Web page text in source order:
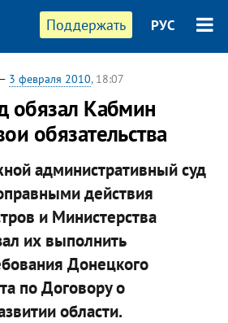
Поддержать РУС
3 февраля 2010, 18:07
обязал Кабмин
обязательства
административный суд
действия
и Министерства
их выполнить
Донецкого
по Договору о
области.